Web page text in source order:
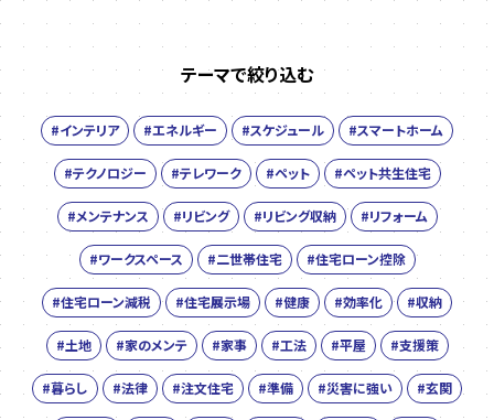
テーマで絞り込む
#インテリア #エネルギー #スケジュール #スマートホーム
#テクノロジー #テレワーク #ペット #ペット共生住宅
#メンテナンス #リビング #リビング収納 #リフォーム
#ワークスペース #二世帯住宅 #住宅ローン控除
#住宅ローン減税 #住宅展示場 #健康 #効率化 #収納
#土地 #家のメンテ #家事 #工法 #平屋 #支援策
#暮らし #法律 #注文住宅 #準備 #災害に強い #玄関